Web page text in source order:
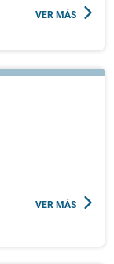
VER MÁS
VER MÁS